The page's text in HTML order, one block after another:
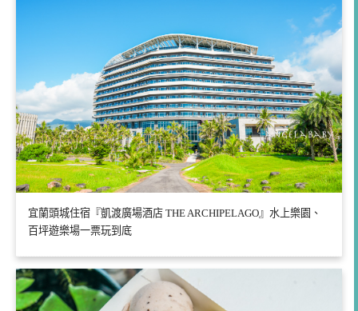
宜蘭頭城住宿『凱渡廣場酒店 THE ARCHIPELAGO』水上樂園、
百坪遊樂場一票玩到底